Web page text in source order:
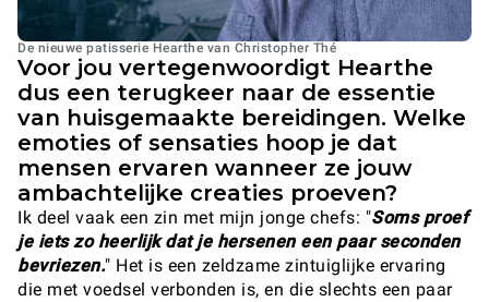
De nieuwe patisserie Hearthe van Christopher Thé
Voor jou vertegenwoordigt Hearthe
dus een terugkeer naar de essentie
van huisgemaakte bereidingen. Welke
emoties of sensaties hoop je dat
mensen ervaren wanneer ze jouw
ambachtelijke creaties proeven?
Ik deel vaak een zin met mijn jonge chefs: "Soms proef
je iets zo heerlijk dat je hersenen een paar seconden
bevriezen." Het is een zeldzame zintuiglijke ervaring
die met voedsel verbonden is, en die slechts een paar